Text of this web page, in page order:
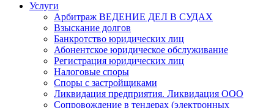
Услуги
Арбитраж ВЕДЕНИЕ ДЕЛ В СУДАХ
Взыскание долгов
Банкротство юридических лиц
Абонентское юридическое обслуживание
Регистрация юридических лиц
Налоговые споры
Споры с застройщиками
Ликвидация предприятия. Ликвидация ООО
Сопровождение в тендерах (электронных